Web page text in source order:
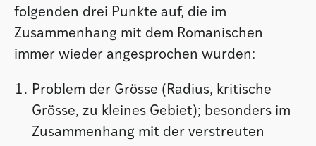
folgenden drei Punkte auf, die im
Zusammenhang mit dem Romanischen
immer wieder angesprochen wurden:
Problem der Grösse (Radius, kritische
Grösse, zu kleines Gebiet); besonders im
Zusammenhang mit der verstreuten